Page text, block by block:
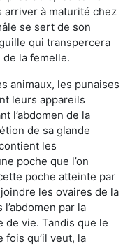
arriver à maturité chez
se sert de son
qui transpercera
de la femelle.
animaux, les punaises
leurs appareils
l’abdomen de la
de sa glande
les
poche que l’on
poche atteinte par
les ovaires de la
par la
de vie. Tandis que le
fois qu’il veut, la